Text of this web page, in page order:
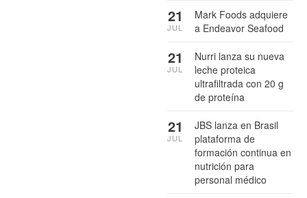
Mark Foods adquiere
a Endeavor Seafood
21
JUL
Nurri lanza su nueva
leche proteica
ultrafiltrada con 20 g
de proteína
21
JUL
JBS lanza en Brasil
plataforma de
formación continua en
nutrición para
personal médico
21
JUL